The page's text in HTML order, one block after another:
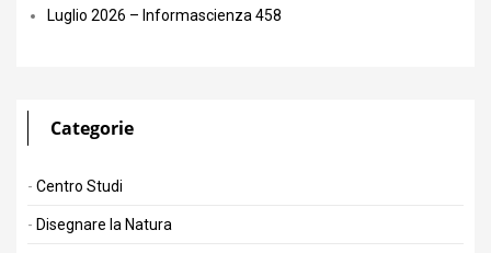
Luglio 2026 – Informascienza 458
Categorie
Centro Studi
Disegnare la Natura